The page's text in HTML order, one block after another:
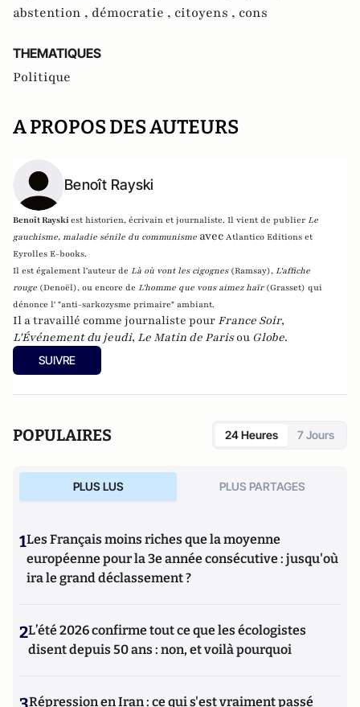
abstention , démocratie , citoyens , cons
THEMATIQUES
Politique
A PROPOS DES AUTEURS
Benoît Rayski
Benoît Rayskiest historien, écrivain et journaliste. Il vient de publier Le
gauchisme, maladie sénile du communisme avec Atlantico Editions et
Eyrolles E-books.
Il est également l'auteur de Là où vont les cigognes (Ramsay), L'affiche
rouge (Denoël), ou encore de L'homme que vous aimez haïr (Grasset) qui
dénonce l' "anti-sarkozysme primaire" ambiant.
Il a travaillé comme journaliste pour France Soir,
L'Événement du jeudi, Le Matin de Parisou Globe.
SUIVRE
POPULAIRES 24 Heures 7 Jours
PLUS LUS PLUS PARTAGES
1Les Français moins riches que la moyenne
européenne pour la 3e année consécutive : jusqu'où
ira le grand déclassement ?
2L’été 2026 confirme tout ce que les écologistes
disent depuis 50 ans : non, et voilà pourquoi
Répression en Iran : ce qui s'est vraiment passé